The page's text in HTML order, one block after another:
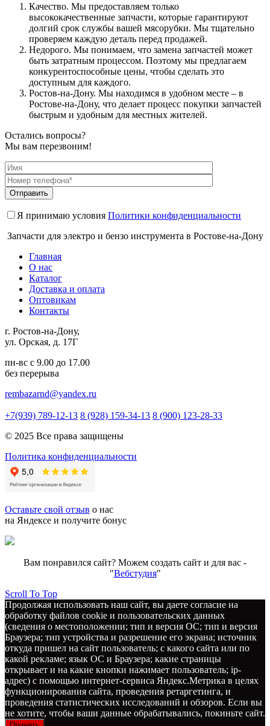
Качество. Мы предоставляем только
высококачественные запчасти, которые гарантируют
долгий срок службы вашей мясорубки. Мы тщательно
проверяем каждую деталь перед продажей.
Недорого. Мы понимаем, что замена запчастей может
быть затратным процессом. Поэтому мы предлагаем
конкурентоспособные цены, чтобы сделать это
доступным для каждого.
Ростов-на-Дону. Мы находимся в удобном месте – в
Ростове-на-Дону, что делает процесс покупки запчастей
быстрым и удобным для местных жителей.
Остались вопросы?
Мы вам перезвоним!
Я принимаю условия Политики конфиденциальности
Запчасти для электро и бензо инструмента в Ростове-на-Дону
Главная
О нас
Каталог
Доставка и оплата
Оптовикам
Контакты
г. Ростов-на-Дону,
ул. Орская, д. 17Г
пн-вс с 9.00 до 17.00
без перерыва
rembazarnd@yandex.ru
+7(939) 789-12-13 8 (928) 159-34-13 8 (900) 123-28-33
© 2025 Все права защищены
Политика конфиденциальности
Оставьте свой отзыв о нас
на Яндексе и получите бонус
Вам понравился сайт? Можем создать сайт и для вас -
"Вебстудия"
Scroll To Top
Продолжая использовать наш сайт, вы даете согласие на
обработку файлов cookie и пользовательских данных
(сведения о местоположении; тип и версия ОС; тип и версия
Браузера; тип устройства и разрешение его экрана; источник
откуда пришел на сайт пользователь; с какого сайта или по
какой рекламе; язык ОС и Браузера; какие страницы
открывает и на какие кнопки нажимает пользователь; ip-
адрес) с помощью интернет-сервиса Яндекс.Метрика в целях
функционирования сайта, проведения ретаргетинга, и
проведения статистических исследований и обзоров. Если вы
не хотите, чтобы ваши данные обрабатывались, покиньте сайт.